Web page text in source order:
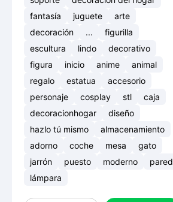
fantasía
juguete
arte
decoración
...
figurilla
escultura
lindo
decorativo
figura
inicio anime
animal
regalo
estatua
accesorio
personaje
cosplay stl
caja
decoracionhogar
diseño
hazlo tú mismo
almacenamiento
adorno
coche mesa
gato
jarrón
puesto moderno
pared
lámpara